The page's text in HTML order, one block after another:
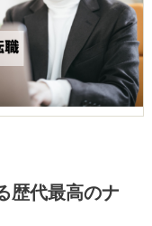
歴代最高のナ